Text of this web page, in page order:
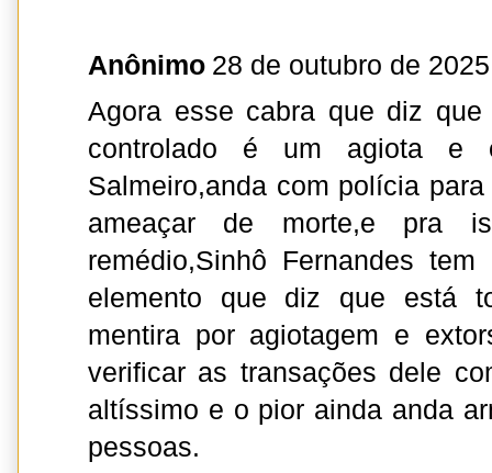
Anônimo 28 de outubro de
Agora esse cabra que diz que
controlado é um agiota e
Salmeiro,anda com polícia
ameaçar de morte,e pra
remédio,Sinhô Fernandes
elemento que diz que está
mentira por agiotagem e
verificar as transações dele
altíssimo e o pior ainda anda
pessoas.